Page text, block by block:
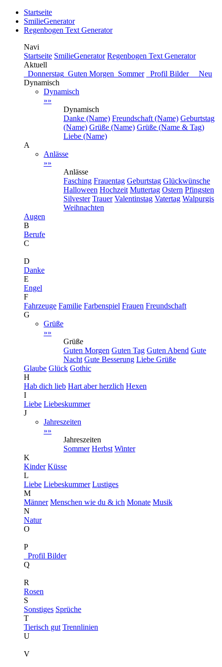
Startseite
SmilieGenerator
Regenbogen Text Generator
Navi
Startseite SmilieGenerator Regenbogen Text Generator
Aktuell
Donnerstag Guten Morgen Sommer
Profil Bilder Neu
Dynamisch
Dynamisch
»»
Dynamisch
Danke (Name) Freundschaft (Name) Geburtstag
(Name) Grüße (Name) Grüße (Name & Tag)
Liebe (Name)
A
Anlässe
»»
Anlässe
Fasching Frauentag Geburtstag Glückwünsche
Halloween Hochzeit Muttertag Ostern Pfingsten
Silvester Trauer Valentinstag Vatertag Walpurgis
Weihnachten
Augen
B
Berufe
C
D
Danke
E
Engel
F
Fahrzeuge Familie Farbenspiel Frauen Freundschaft
G
Grüße
»»
Grüße
Guten Morgen Guten Tag Guten Abend Gute
Nacht Gute Besserung Liebe Grüße
Glaube Glück Gothic
H
Hab dich lieb Hart aber herzlich Hexen
I
Liebe Liebeskummer
J
Jahreszeiten
»»
Jahreszeiten
Sommer Herbst Winter
K
Kinder Küsse
L
Liebe Liebeskummer Lustiges
M
Männer Menschen wie du & ich Monate Musik
N
Natur
O
P
Profil Bilder
Q
R
Rosen
S
Sonstiges Sprüche
T
Tierisch gut Trennlinien
U
V